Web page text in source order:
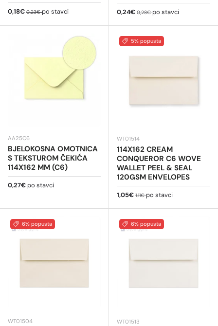
Cijena na sniženju
0,18€ Redovna cijena
0,23€po stavci Cijena na sniženju
0,24€ Redovna cijena
0,28€po stavci
AA25C6
BJELOKOSNA OMOTNICA
S TEKSTUROM ČEKIĆA
114X162 MM (C6)
Redovna cijena
0,27€ po stavci
5% popusta
WT01514
114X162 CREAM
CONQUEROR C6 WOVE
WALLET PEEL & SEAL
120GSM ENVELOPES
Cijena na sniženju
1,05€ Redovna cijena
1,11€po stavci
6% popusta
WT01504
6% popusta
WT01513